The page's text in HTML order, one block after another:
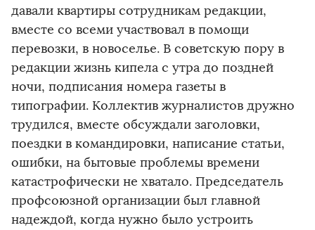
давали квартиры сотрудникам редакции,
вместе со всеми участвовал в помощи
перевозки, в новоселье. В советскую пору в
редакции жизнь кипела с утра до поздней
ночи, подписания номера газеты в
типографии. Коллектив журналистов дружно
трудился, вместе обсуждали заголовки,
поездки в командировки, написание статьи,
ошибки, на бытовые проблемы времени
катастрофически не хватало. Председатель
профсоюзной организации был главной
надеждой, когда нужно было устроить